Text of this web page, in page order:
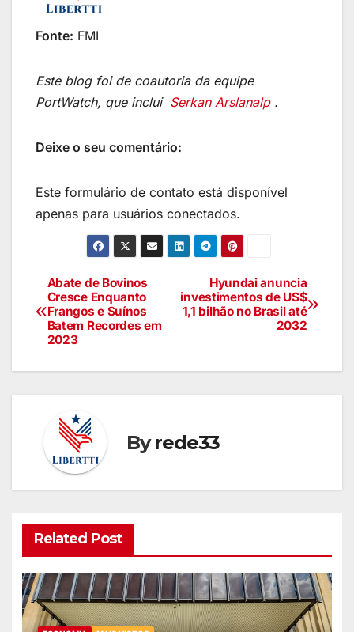
Fonte: FMI
Este blog foi de coautoria da equipe
PortWatch, que inclui Serkan Arslanalp.
Deixe o seu comentário:
Este formulário de contato está disponível
apenas para usuários conectados.
Hyundai anuncia
investimentos de US$
1,1 bilhão no Brasil até
2032
Abate de Bovinos
Cresce Enquanto
Frangos e Suínos
Batem Recordes em
2023
Byrede33
Related Post